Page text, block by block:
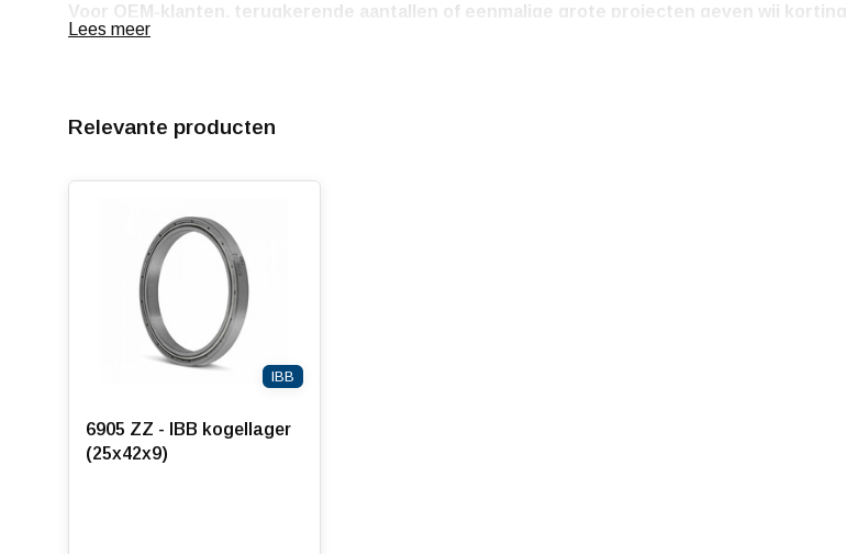
Voor OEM-klanten, terugkerende aantallen of eenmalige grote projecten geven wij korting.
ons op voor meer informatie.
Lees meer
Relevante producten
IBB
6905 ZZ - IBB kogellager
(25x42x9)